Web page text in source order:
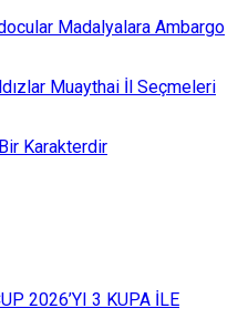
Madalyalara Ambargo
Muaythai İl Seçmeleri
Karakterdir